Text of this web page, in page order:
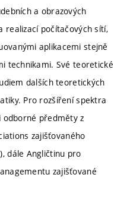
a obrazových
realizací počítačových sítí,
aplikacemi stejně
technikami. Své teoretické
dalších teoretických
Pro rozšíření spektra
předměty z
zajišťovaného
dále Angličtinu pro
zajišťované